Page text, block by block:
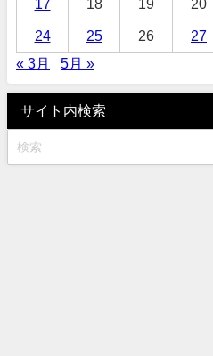
17 18 19 20
24 25 26 27
« 3月
5月 »
サイト内検索